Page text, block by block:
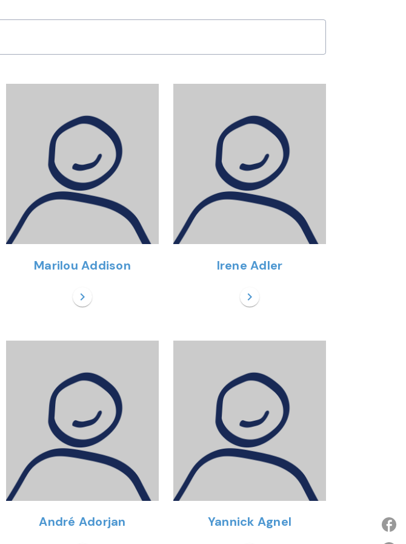
Marilou Addison
chevron_right
Irene Adler
chevron_right
André Adorjan Yannick Agnel